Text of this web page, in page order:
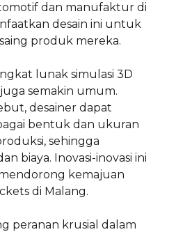
dan manufaktur di
desain ini untuk
produk mereka.
lunak simulasi 3D
semakin umum.
desainer dapat
bentuk dan ukuran
sehingga
biaya. Inovasi-inovasi ini
kemajuan
di Malang.
peranan krusial dalam